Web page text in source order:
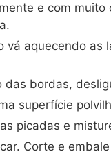
e com
vá aquecendo
bordas,
superfície
picadas e
Corte e